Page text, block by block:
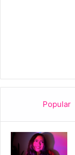
Popular